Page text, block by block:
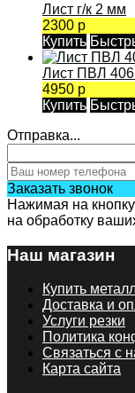
Лист г/к 2 мм
2300 р
Купить
Лист ПВЛ 406
4950 р
Купить
Отправка...
Заказать звонок
Нажимая на кнопку
на обработку
Наш магазин
Купить
Доставка и
Услуги резки
Политика
Связаться с
Карта сайта